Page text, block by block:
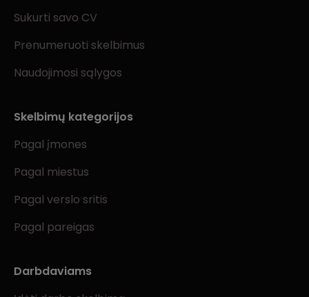
Sukurti savo CV
Prenumeruoti skelbimus
Naudojimosi sąlygos
Skelbimų kategorijos
Pagal įmones
Pagal miestus
Pagal verslo sritis
Pagal pareigas
Darbdaviams